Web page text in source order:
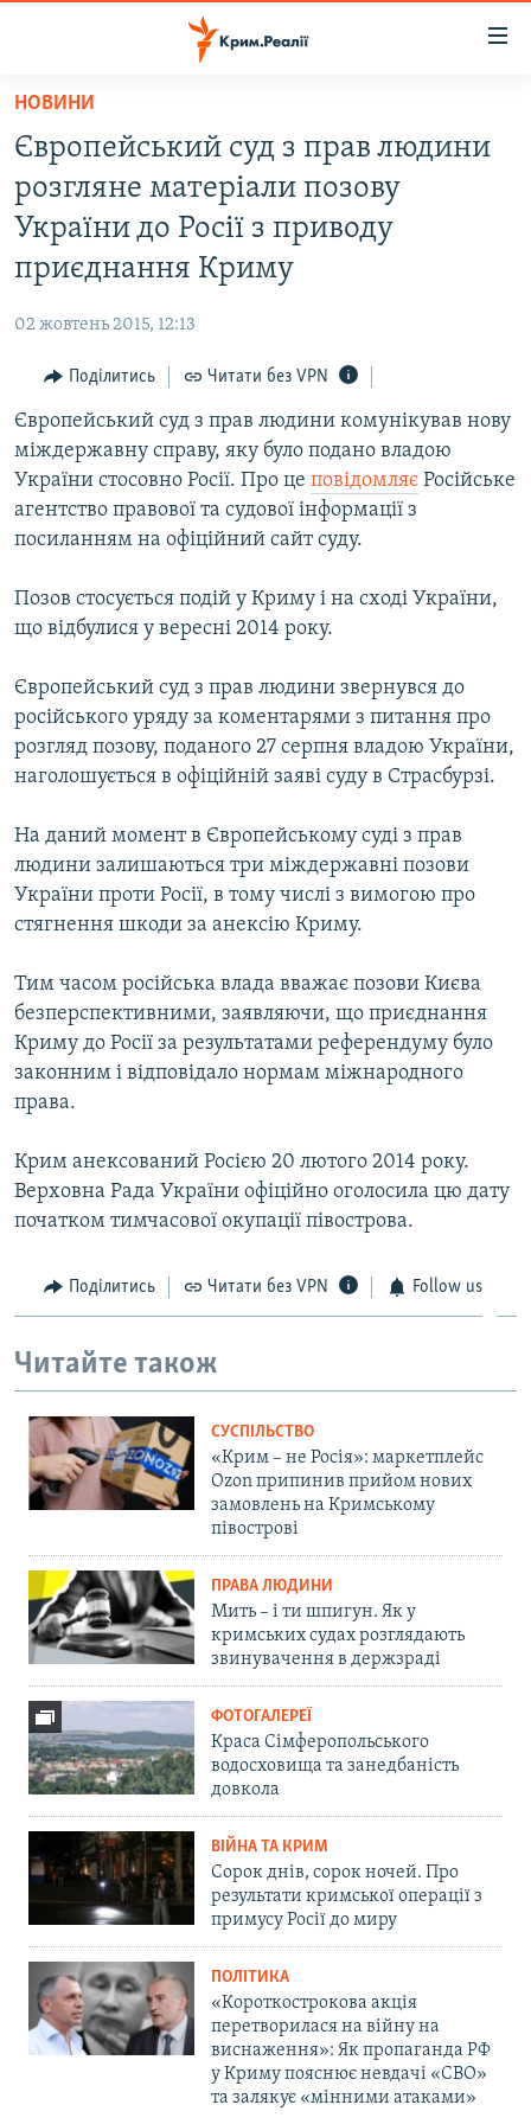
Перейти
основного
матеріалу
Перейти
до
основної
Перейти
пошуку
ВОДА.КРИМ
ВІДЕО ТА ФОТО
ІНТЕРВ'Ю
ВСЕ ЗА ДЕНЬ
СПЕЦПРОЕКТИ
ДЕПОРТАЦІЯ
ВІДЕОУРОКИ «ELIFBE»
СВІДЧЕННЯ ОКУПАЦІЇ
УКРАЇНСЬКА ПРОБЛЕМА КРИМУ
ІНФОГРАФІКА
ЯК ОБІЙТИ БЛОКУВАННЯ
Qırımtatar
ДОЛУЧАЙСЯ!
Усі сайти RFE/RL
НОВИНИ
Європейський суд з прав людини
розгляне матеріали позову
України до Росії з приводу
приєднання Криму
02 жовтень 2015, 12:13
Поділитись Читати без VPN
Європейський суд з прав людини комунікував нову
міждержавну справу, яку було подано владою
України стосовно Росії. Про це повідомляє Російське
агентство правової та судової інформації з
посиланням на офіційний сайт суду.
Позов стосується подій у Криму і на сході України,
що відбулися у вересні 2014 року.
Європейський суд з прав людини звернувся до
російського уряду за коментарями з питання про
розгляд позову, поданого 27 серпня владою України,
наголошується в офіційній заяві суду в Страсбурзі.
На даний момент в Європейському суді з прав
людини залишаються три міждержавні позови
України проти Росії, в тому числі з вимогою про
стягнення шкоди за анексію Криму.
Тим часом російська влада вважає позови Києва
безперспективними, заявляючи, що приєднання
Криму до Росії за результатами референдуму було
законним і відповідало нормам міжнародного
права.
Крим анексований Росією 20 лютого 2014 року.
Верховна Рада України офіційно оголосила цю дату
початком тимчасової окупації півострова.
Поділитись Читати без VPN Follow us
Читайте також
СУСПІЛЬСТВО
«Крим – не Росія»: маркетплейс
Ozon припинив прийом нових
замовлень на Кримському
півострові
ПРАВА ЛЮДИНИ
Мить – і ти шпигун. Як у
кримських судах розглядають
звинувачення в держзраді
ФОТОГАЛЕРЕЇ
Краса Сімферопольського
водосховища та занедбаність
довкола
ВІЙНА ТА КРИМ
Сорок днів, сорок ночей. Про
результати кримської операції з
примусу Росії до миру
ПОЛІТИКА
«Короткострокова акція
перетворилася на війну на
виснаження»: Як пропаганда РФ
у Криму пояснює невдачі «СВО»
та залякує «мінними атаками»